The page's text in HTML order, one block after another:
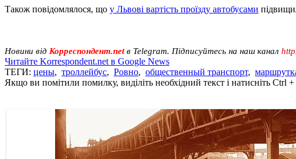
Також повідомлялося, що у Львові вартість проїзду автобусами
Новини від Корреспондент.netв Telegram. Підписуйтесь на наш канал
Читайте Korrespondent.net в Google News
ТЕГИ: цены, троллейбус, Ровно, общественный транспорт,
Якщо ви помітили помилку, виділіть необхідний текст і натисніть